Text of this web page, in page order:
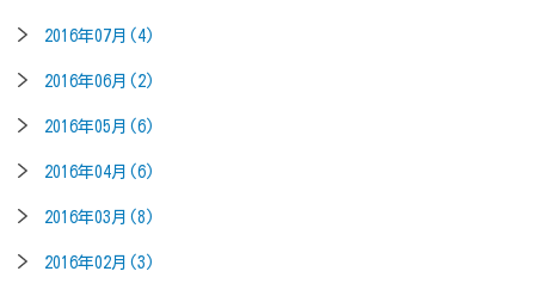
2016年07月(4)
2016年06月(2)
2016年05月(6)
2016年04月(6)
2016年03月(8)
2016年02月(3)